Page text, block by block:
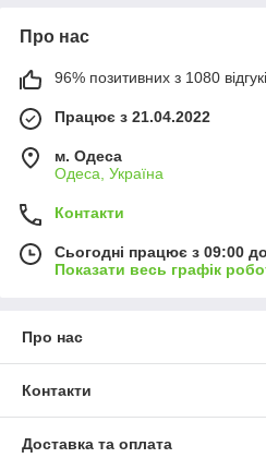
Про нас
96% позитивних з 1080
Працює з 21.04.2022
м. Одеса
Одеса, Україна
Контакти
Сьогодні працює з 09:00
Показати весь графік
Про нас
Контакти
Доставка та оплата